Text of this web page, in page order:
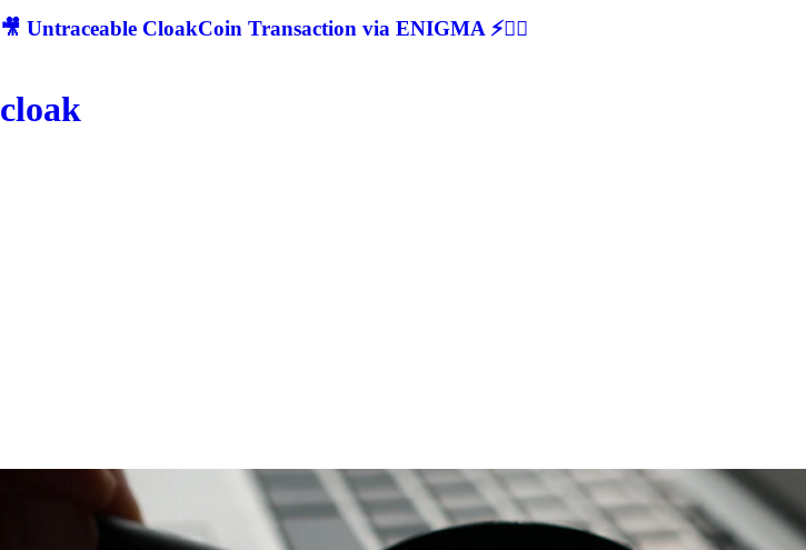
🎥 Untraceable CloakCoin Transaction via ENIGMA ⚡🕵‍♂
cloak